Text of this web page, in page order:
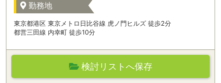
勤務地
東京都港区 東京メトロ日比谷線 虎ノ門ヒルズ 徒歩2分
都営三田線 内幸町 徒歩10分
検討リストへ保存